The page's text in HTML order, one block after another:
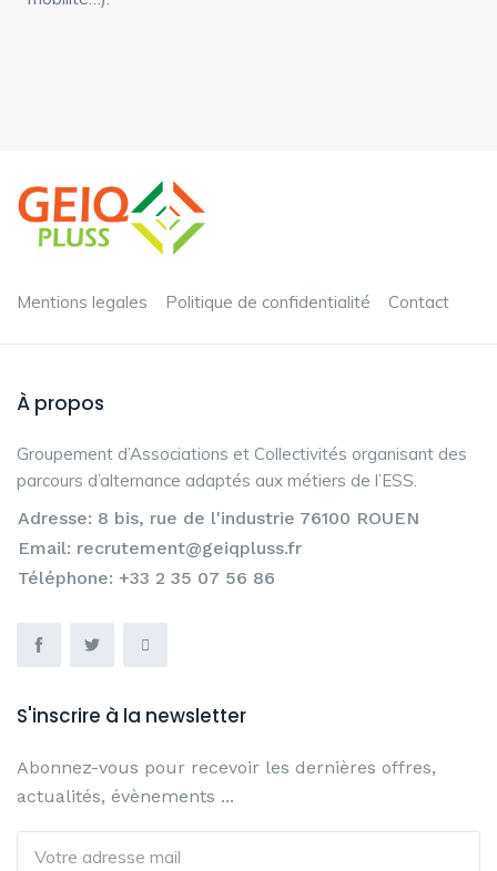
Mentions legales Politique de confidentialité Contact
À propos
Groupement d’Associations et Collectivités organisant des
parcours d’alternance adaptés aux métiers de l’ESS.
Adresse: 8 bis, rue de l'industrie 76100 ROUEN
Email: recrutement@geiqpluss.fr
Téléphone: +33 2 35 07 56 86
S'inscrire à la newsletter
Abonnez-vous pour recevoir les dernières offres,
actualités, évènements ...